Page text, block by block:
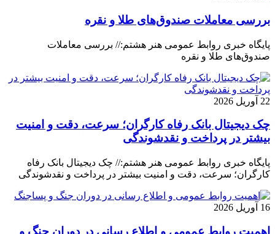
بررسی معاملات صندوق‌های طلا و نقره
پایگاه خبری روابط عمومی هنر هشتم:// بررسی معاملات
صندوق‌های طلا و نقره
22 آوریل 2026
چک دیجیتال بانک رفاه کارگران؛ سرعت، دقت و امنیت
بیشتر در پرداخت و نقدشوندگی
پایگاه خبری روابط عمومی هنر هشتم:// چک دیجیتال بانک رفاه
کارگران؛ سرعت، دقت و امنیت بیشتر در پرداخت و نقدشوندگی
16 آوریل 2026
اهمیت روابط عمومی و اطلاع رسانی در دوران جنگ و